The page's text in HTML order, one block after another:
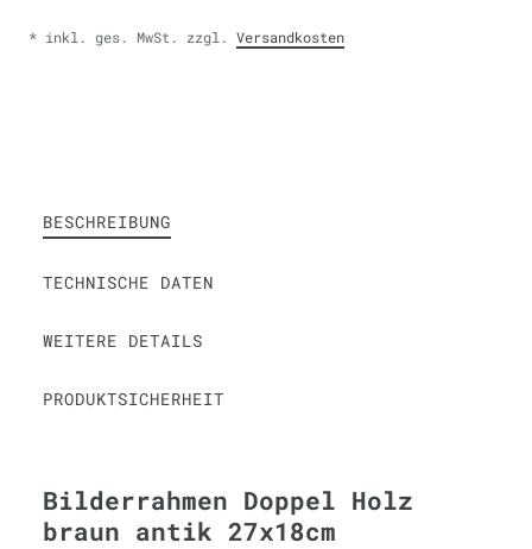
* inkl. ges. MwSt. zzgl. Versandkosten
BESCHREIBUNG
TECHNISCHE DATEN
WEITERE DETAILS
PRODUKTSICHERHEIT
Bilderrahmen Doppel Holz
braun antik 27x18cm